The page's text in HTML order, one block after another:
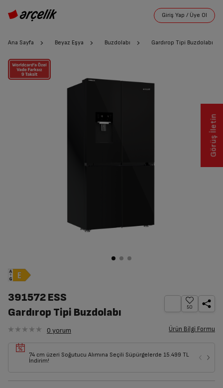
Ana Sayfa Beyaz Eşya Buzdolabı Gardırop Tipi Buzdolabı
391572 ESS
Gardırop Tipi Buzdolabı
50
0 yorum Ürün Bilgi Formu
74 cm üzeri Soğutucu Alımına Seçili Süpürgelerde 15.499 TL
İndirim!
Görüş İletin